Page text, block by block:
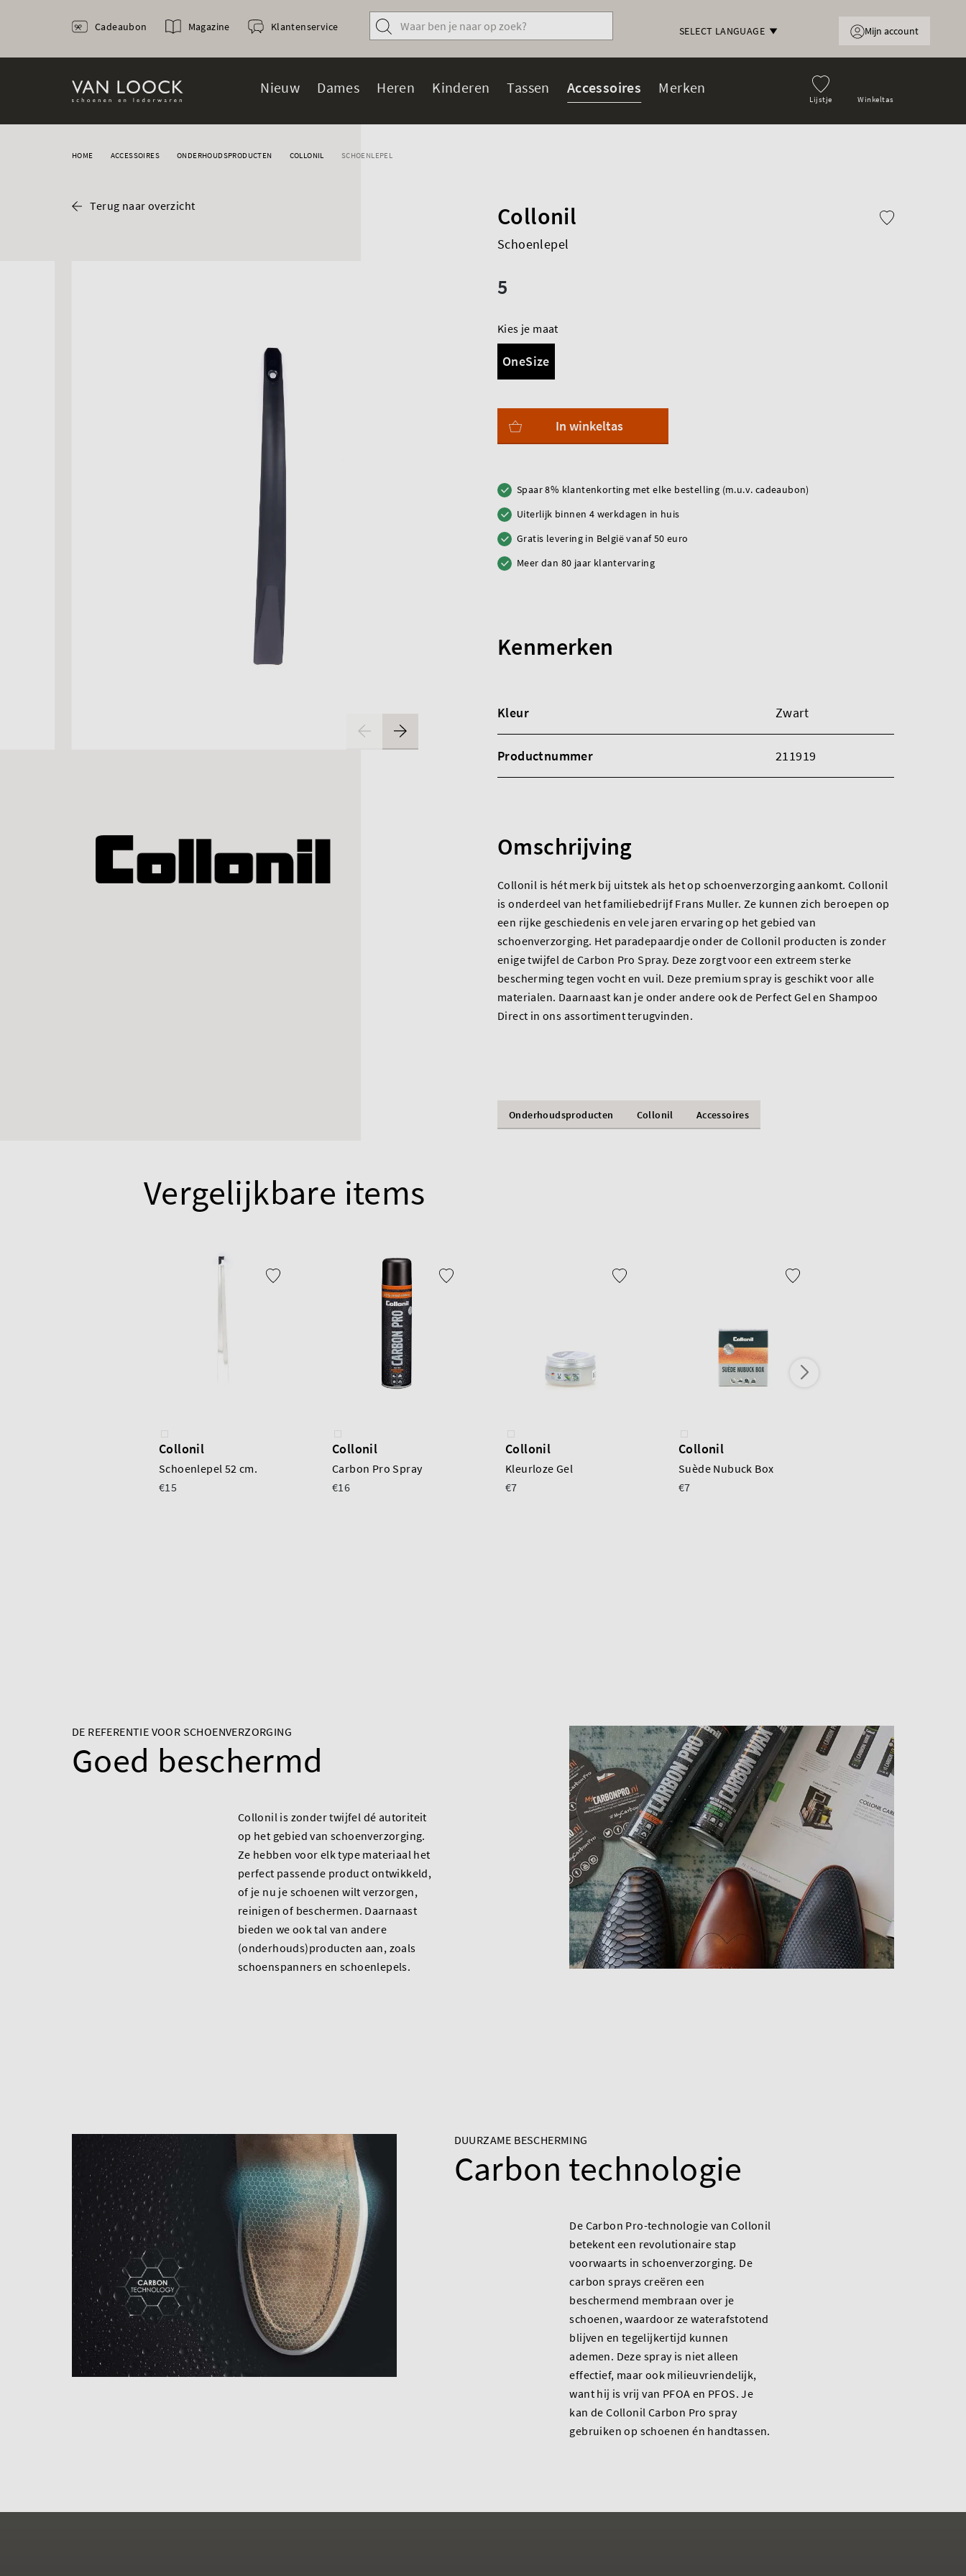
SELECT LANGUAGE
Lijstje Winkeltas
Nieuw Dames Heren Kinderen Tassen Accessoires Merken
Cadeaubon Magazine Klantenservice Mijn account
HOME ACCESSOIRES ONDERHOUDSPRODUCTEN COLLONIL SCHOENLEPEL
Terug naar overzicht Collonil
Schoenlepel
5
Kies je maat
OneSize
In winkeltas
Spaar 8% klantenkorting met elke bestelling (m.u.v. cadeaubon)
Uiterlijk binnen 4 werkdagen in huis
Gratis levering in België vanaf 50 euro
Meer dan 80 jaar klantervaring
Kenmerken
Kleur Zwart
Productnummer 211919
Omschrijving
Collonil is hét merk bij uitstek als het op schoenverzorging aankomt. Collonil
is onderdeel van het familiebedrijf Frans Muller. Ze kunnen zich beroepen op
een rijke geschiedenis en vele jaren ervaring op het gebied van
schoenverzorging. Het paradepaardje onder de Collonil producten is zonder
enige twijfel de Carbon Pro Spray. Deze zorgt voor een extreem sterke
bescherming tegen vocht en vuil. Deze premium spray is geschikt voor alle
materialen. Daarnaast kan je onder andere ook de Perfect Gel en Shampoo
Direct in ons assortiment terugvinden.
Onderhoudsproducten Collonil Accessoires
Vergelijkbare items
Collonil
Schoenlepel 52 cm.
€15
Collonil
Carbon Pro Spray
€16
Collonil
Kleurloze Gel
€7
Collonil
Suède Nubuck Box
€7
DE REFERENTIE VOOR SCHOENVERZORGING
Goed beschermd
Collonil is zonder twijfel dé autoriteit
op het gebied van schoenverzorging.
Ze hebben voor elk type materiaal het
perfect passende product ontwikkeld,
of je nu je schoenen wilt verzorgen,
reinigen of beschermen. Daarnaast
bieden we ook tal van andere
(onderhouds)producten aan, zoals
schoenspanners en schoenlepels.
DUURZAME BESCHERMING
Carbon technologie
De Carbon Pro-technologie van Collonil
betekent een revolutionaire stap
voorwaarts in schoenverzorging. De
carbon sprays creëren een
beschermend membraan over je
schoenen, waardoor ze waterafstotend
blijven en tegelijkertijd kunnen
ademen. Deze spray is niet alleen
effectief, maar ook milieuvriendelijk,
want hij is vrij van PFOA en PFOS. Je
kan deCollonil Carbon Pro spray
gebruiken op schoenen én handtassen.